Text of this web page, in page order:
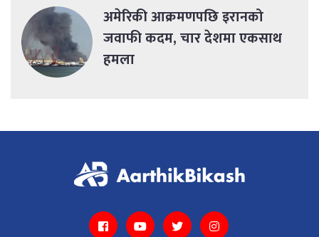
अमेरिकी आक्रमणपछि इरानको
जवाफी कदम, चार देशमा एकसाथ
हमला